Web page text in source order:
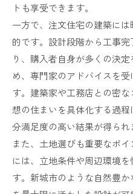
トも享受できます。
一方で、注文住宅の建築に
的です。設計段階から工事
り、購入者自身が多くの決
め、専門家のアドバイスを
す。建築家や工務店との密
想の住まいを具体化する過
分満足度の高い結果が得られ
また、土地選びも重要なポ
には、立地条件や周辺環境
す。新城市のような自然豊